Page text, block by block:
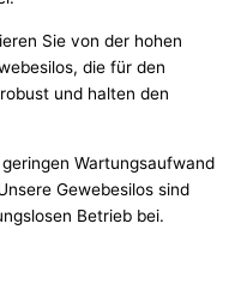
Sie von der hohen
die für den
und halten den
Wartungsaufwand
Gewebesilos sind
Betrieb bei.